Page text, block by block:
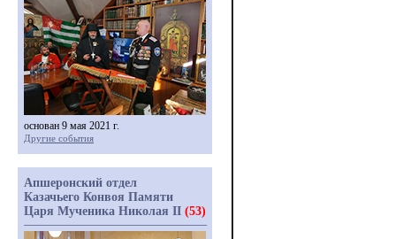
основан 9 мая 2021 г.
Другие события
Апшеронский отдел
Казачьего Конвоя Памяти
Царя Мученика Николая II (53)